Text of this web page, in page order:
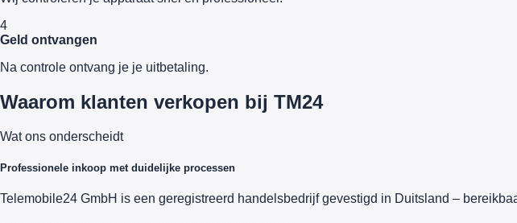
4
Geld ontvangen
Na controle ontvang je je uitbetaling.
Waarom klanten verkopen bij TM24
Wat ons onderscheidt
Professionele inkoop met duidelijke processen
Telemobile24 GmbH is een geregistreerd handelsbedrijf gevestigd in Duitsland –